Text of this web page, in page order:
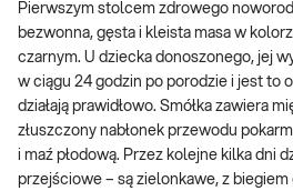
Pierwszym stolcem zdrowego
bezwonna, gęsta i kleista masa w
czarnym. U dziecka donoszonego, jej
w ciągu 24 godzin po porodzie i jest to
działają prawidłowo. Smółka zawiera
złuszczony nabłonek przewodu
i maź płodową. Przez kolejne kilka dni
przejściowe – są zielonkawe, z biegiem